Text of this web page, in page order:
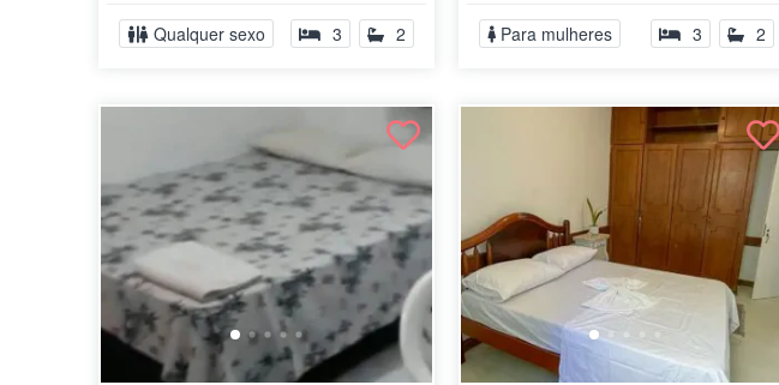
Qualquer sexo 3 2
ôn...
Para mulheres 3 2